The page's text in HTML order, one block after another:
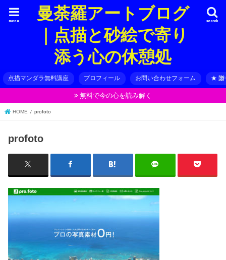
曼荼羅アートブログ
｜点描と砂絵で寄り
添う心の休憩処
search
menu
点描マンダラ無料講座 プロフィール お問い合わせフォーム ★ 贈
無料で今の心を読み解く
HOME profoto
profoto